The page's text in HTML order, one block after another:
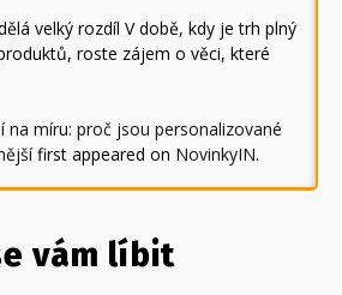
velký rozdíl V době, kdy je trh plný
roste zájem o věci, které
na míru: proč jsou personalizované
first appeared on NovinkyIN.
vám líbit